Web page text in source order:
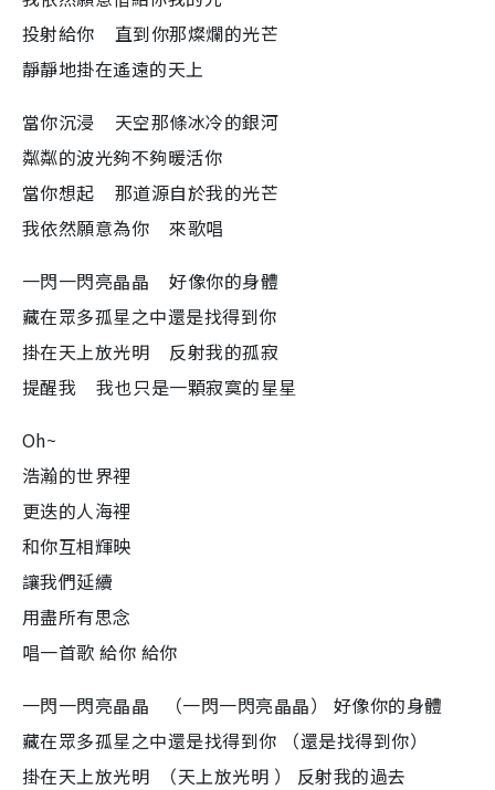
投射給你 直到你那燦爛的光芒
靜靜地掛在遙遠的天上
當你沉浸 天空那條冰冷的銀河
粼粼的波光夠不夠暖活你
當你想起 那道源自於我的光芒
我依然願意為你 來歌唱
一閃一閃亮晶晶 好像你的身體
藏在眾多孤星之中還是找得到你
掛在天上放光明 反射我的孤寂
提醒我 我也只是一顆寂寞的星星
Oh~
浩瀚的世界裡
更迭的人海裡
和你互相輝映
讓我們延續
用盡所有思念
唱一首歌 給你 給你
一閃一閃亮晶晶 （一閃一閃亮晶晶） 好像你的身體
藏在眾多孤星之中還是找得到你 （還是找得到你）
掛在天上放光明 （天上放光明 ） 反射我的過去